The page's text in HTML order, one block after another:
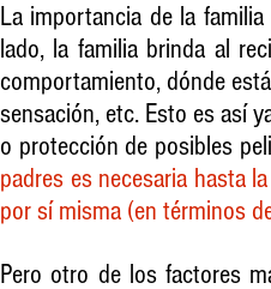
La importancia de la
lado, la familia brinda al
comportamiento, dónde
sensación, etc. Esto es así
o protección de posibles
padres es necesaria hasta
por sí misma (en términos
Pero otro de los factores